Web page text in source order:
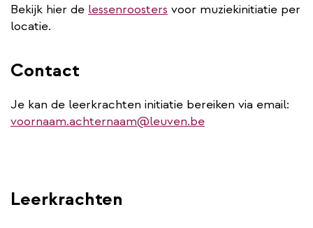
Bekijk hier de lessenroosters voor muziekinitiatie per
locatie.
Contact
Je kan de leerkrachten initiatie bereiken via email:
voornaam.achternaam@leuven.be
Leerkrachten